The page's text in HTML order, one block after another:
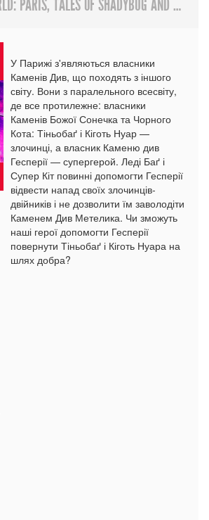
MIRACULOUS WORLD: PARIS, TALES OF SHADYBUG AND CLAW NOIR
У Парижі з'являються власники
Каменів Див, що походять з іншого
світу. Вони з паралельного всесвіту,
де все протилежне: власники
Каменів Божої Сонечка та Чорного
Кота: Тіньобаґ і Кіготь Нуар —
злочинці, а власник Каменю див
Гесперії — супергерой. Леді Баґ і
Супер Кіт повинні допомогти Гесперії
відвести напад своїх злочинців-
двійників і не дозволити їм заволодіти
Каменем Див Метелика. Чи зможуть
наші герої допомогти Гесперії
повернути Тіньобаґ і Кіготь Нуара на
шлях добра?